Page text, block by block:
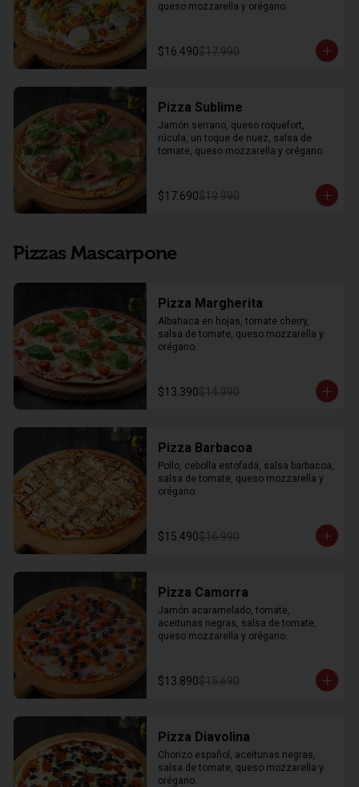
queso mozzarella y orégano.
$16.490$17.990
Pizza Sublime
Jamón serrano, queso roquefort,
rúcula, un toque de nuez, salsa de
tomate, queso mozzarella y orégano.
$17.690$19.990
Pizzas Mascarpone
Pizza Margherita
Albahaca en hojas, tomate cherry,
salsa de tomate, queso mozzarella y
orégano.
$13.390$14.990
Pizza Barbacoa
Pollo, cebolla estofada, salsa barbacoa,
salsa de tomate, queso mozzarella y
orégano.
$15.490$16.990
Pizza Camorra
Jamón acaramelado, tomate,
aceitunas negras, salsa de tomate,
queso mozzarella y orégano.
$13.890$15.690
Pizza Diavolina
Chorizo español, aceitunas negras,
salsa de tomate, queso mozzarella y
orégano.